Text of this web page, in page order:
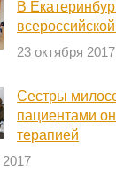
В
23 октября 2017
Сестры
пациентами
терапией
2017